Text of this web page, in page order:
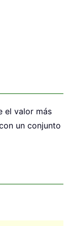
el valor más
un conjunto